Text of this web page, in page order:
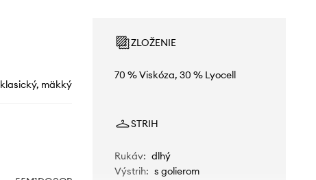
klasický, mäkký
ZLOŽENIE
70 % Viskóza, 30 % Lyocell
STRIH
Rukáv: dlhý
Výstrih: s golierom